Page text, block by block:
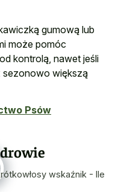
gumową lub
może pomóc
kontrolą, nawet jeśli
sezonowo większą
Psów
wskaźnik - Ile